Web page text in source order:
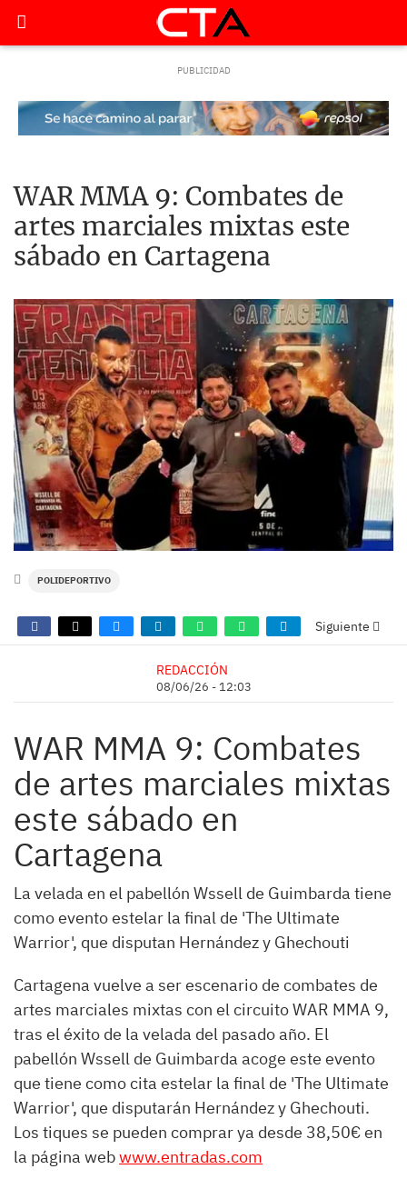
WAR MMA 9: Combates de
artes marciales mixtas este
sábado en Cartagena
POLIDEPORTIVO
Siguiente
REDACCIÓN
08/06/26 - 12:03
WAR MMA 9: Combates
de artes marciales mixtas
este sábado en
Cartagena
La velada en el pabellón Wssell de Guimbarda tiene
como evento estelar la final de 'The Ultimate
Warrior', que disputan Hernández y Ghechouti
Cartagena vuelve a ser escenario de combates de
artes marciales mixtas con el circuito WAR MMA 9,
tras el éxito de la velada del pasado año. El
pabellón Wssell de Guimbarda acoge este evento
que tiene como cita estelar la final de 'The Ultimate
Warrior', que disputarán Hernández y Ghechouti.
Los tiques se pueden comprar ya desde 38,50€ en
la página webwww.entradas.com